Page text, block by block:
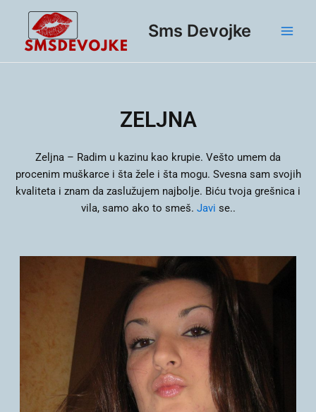
content
Sms Devojke
ZELJNA
Zeljna – Radim u kazinu kao krupie. Vešto umem da
procenim muškarce i šta žele i šta mogu. Svesna sam svojih
kvaliteta i znam da zaslužujem najbolje. Biću tvoja grešnica i
vila, samo ako to smeš. Javi se..